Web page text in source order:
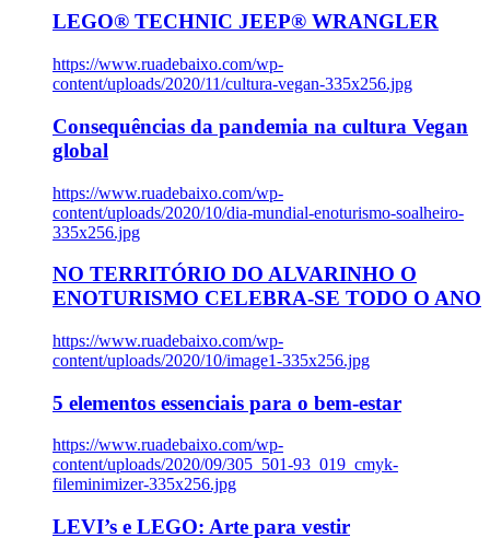
LEGO® TECHNIC JEEP® WRANGLER
https://www.ruadebaixo.com/wp-
content/uploads/2020/11/cultura-vegan-335x256.jpg
Consequências da pandemia na cultura Vegan
global
https://www.ruadebaixo.com/wp-
content/uploads/2020/10/dia-mundial-enoturismo-soalheiro-
335x256.jpg
NO TERRITÓRIO DO ALVARINHO O
ENOTURISMO CELEBRA-SE TODO O ANO
https://www.ruadebaixo.com/wp-
content/uploads/2020/10/image1-335x256.jpg
5 elementos essenciais para o bem-estar
https://www.ruadebaixo.com/wp-
content/uploads/2020/09/305_501-93_019_cmyk-
fileminimizer-335x256.jpg
LEVI’s e LEGO: Arte para vestir